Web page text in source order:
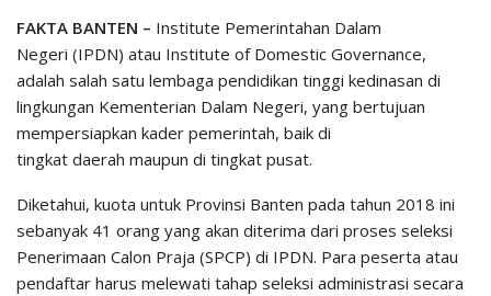
FAKTA BANTEN – Institute Pemerintahan Dalam
Negeri (IPDN) atau Institute of Domestic Governance,
adalah salah satu lembaga pendidikan tinggi kedinasan di
lingkungan Kementerian Dalam Negeri, yang bertujuan
mempersiapkan kader pemerintah, baik di
tingkat daerah maupun di tingkat pusat.
Diketahui, kuota untuk Provinsi Banten pada tahun 2018 ini
sebanyak 41 orang yang akan diterima dari proses seleksi
Penerimaan Calon Praja (SPCP) di IPDN. Para peserta atau
pendaftar harus melewati tahap seleksi administrasi secara